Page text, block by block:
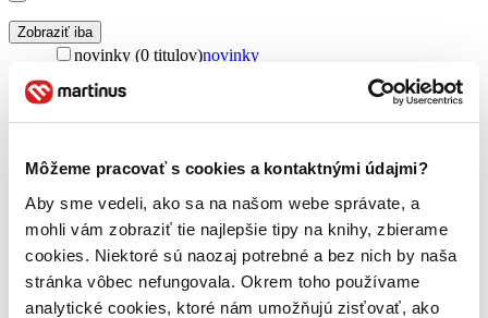
Môžeme pracovať s cookies a kontaktnými údajmi?
Aby sme vedeli, ako sa na našom webe správate, a
mohli vám zobraziť tie najlepšie tipy na knihy, zbierame
cookies. Niektoré sú naozaj potrebné a bez nich by naša
stránka vôbec nefungovala. Okrem toho používame
analytické cookies, ktoré nám umožňujú zisťovať, ako
Zobraziť iba
novinky (0 titulov)novinky
predpredaj (0 titulov) predpredaj
pripravujeme (0 titulov)
dostupná (bez vypredaných) (0 titulov)dostupná (bez
vypredaných)
Nové / čítané
nová (0 titulov)nová
čítaná (0 titulov)čítaná